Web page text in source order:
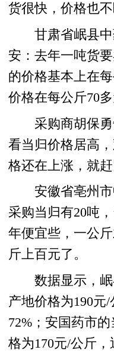
货很快，价格也不
甘肃省岷县中
安：去年一吨货
的价格基本上在
价格在每公斤70多
采购商胡保勇
看当归价格居高
格还在上涨，就赶
安徽省亳州市
采购当归有20吨
年便宜些，一公
斤上百元了。
数据显示，岷
产地价格为190元
72%；安国药市
格为170元/公斤